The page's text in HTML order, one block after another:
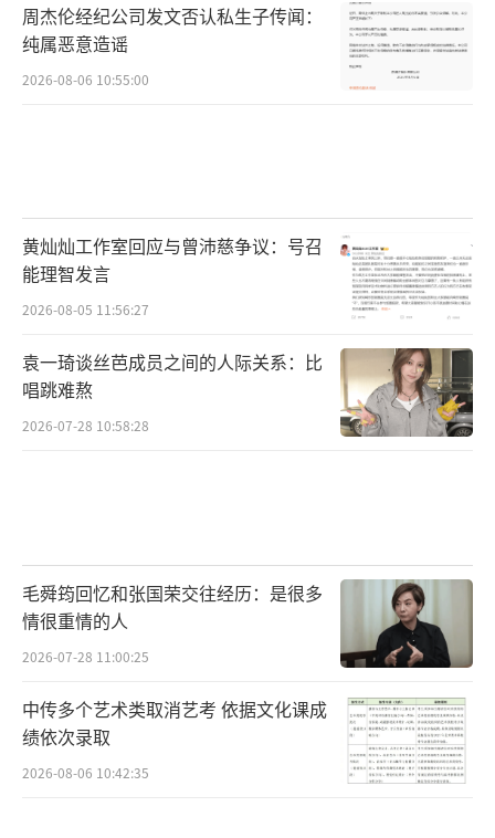
周杰伦经纪公司发文否认私生子传闻：
纯属恶意造谣
2026-08-06 10:55:00
黄灿灿工作室回应与曾沛慈争议：号召
能理智发言
2026-08-05 11:56:27
袁一琦谈丝芭成员之间的人际关系：比
唱跳难熬
2026-07-28 10:58:28
毛舜筠回忆和张国荣交往经历：是很多
情很重情的人
2026-07-28 11:00:25
中传多个艺术类取消艺考 依据文化课成
绩依次录取
2026-08-06 10:42:35